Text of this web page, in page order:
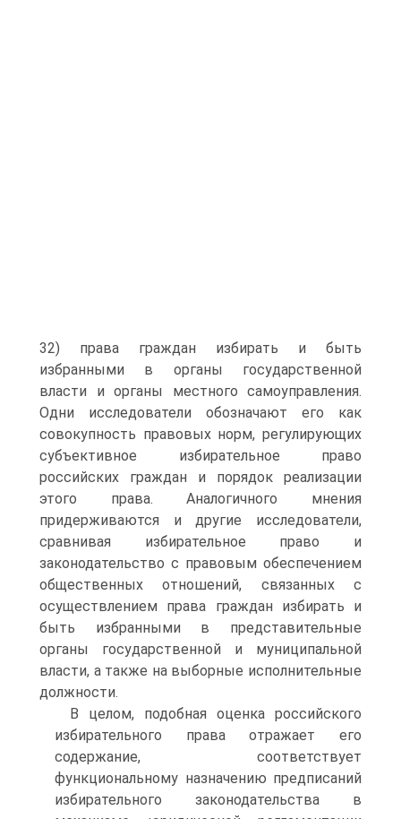
32) права граждан избирать и быть
избранными в органы государственной
власти и органы местного самоуправления.
Одни исследователи обозначают его как
совокупность правовых норм, регулирующих
субъективное избирательное право
российских граждан и порядок реализации
этого права. Аналогичного мнения
придерживаются и другие исследователи,
сравнивая избирательное право и
законодательство с правовым обеспечением
общественных отношений, связанных с
осуществлением права граждан избирать и
быть избранными в представительные
органы государственной и муниципальной
власти, а также на выборные исполнительные
должности.
В целом, подобная оценка российского
избирательного права отражает его
содержание, соответствует
функциональному назначению предписаний
избирательного законодательства в